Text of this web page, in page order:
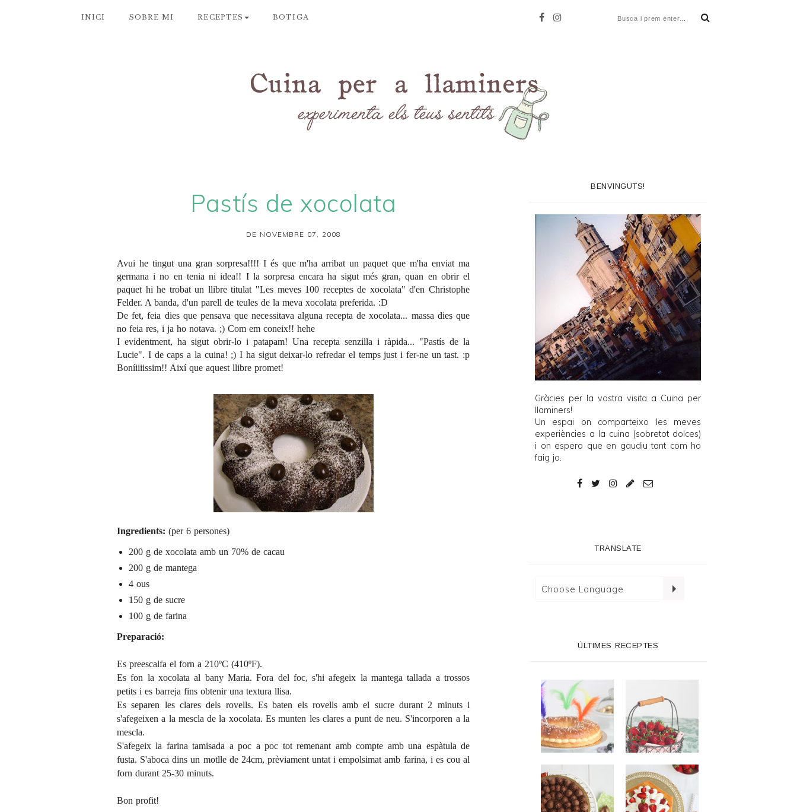
INICI SOBRE MI RECEPTES BOTIGA
Pastís de xocolata
DE NOVEMBRE 07, 2008
Avui he tingut una gran sorpresa!!!! I és que m'ha arribat un paquet que m'ha enviat ma
germana i no en tenia ni idea!! I la sorpresa encara ha sigut més gran, quan en obrir el
paquet hi he trobat un llibre titulat "Les meves 100 receptes de xocolata" d'en Christophe
Felder. A banda, d'un parell de teules de la meva xocolata preferida. :D
De fet, feia dies que pensava que necessitava alguna recepta de xocolata... massa dies que
no feia res, i ja ho notava. ;) Com em coneix!! hehe
I evidentment, ha sigut obrir-lo i patapam! Una recepta senzilla i ràpida... "Pastís de la
Lucie". I de caps a la cuina! ;) I ha sigut deixar-lo refredar el temps just i fer-ne un tast. :p
Boníiiiissim!! Així que aquest llibre promet!
Ingredients: (per 6 persones)
200 g de xocolata amb un 70% de cacau
200 g de mantega
4 ous
150 g de sucre
100 g de farina
Preparació:
Es preescalfa el forn a 210ºC (410ºF).
Es fon la xocolata al bany Maria. Fora del foc, s'hi afegeix la mantega tallada a trossos
petits i es barreja fins obtenir una textura llisa.
Es separen les clares dels rovells. Es baten els rovells amb el sucre durant 2 minuts i
s'afegeixen a la mescla de la xocolata. Es munten les clares a punt de neu. S'incorporen a la
mescla.
S'afegeix la farina tamisada a poc a poc tot remenant amb compte amb una espàtula de
fusta. S'aboca dins un motlle de 24cm, prèviament untat i empolsimat amb farina, i es cou al
forn durant 25-30 minuts.
Bon profit!
BENVINGUTS!
Gràcies per la vostra visita a Cuina per
llaminers!
Un espai on comparteixo les meves
experiències a la cuina (sobretot dolces)
i on espero que en gaudiu tant com ho
faig jo.
TRANSLATE
ÚLTIMES RECEPTES